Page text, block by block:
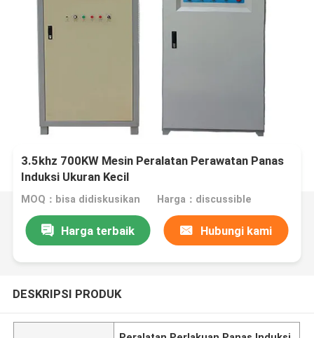
3.5khz 700KW Mesin Peralatan Perawatan Panas
Induksi Ukuran Kecil
MOQ：bisa didiskusikan Harga：discussible
Harga terbaik Hubungi kami
DESKRIPSI PRODUK